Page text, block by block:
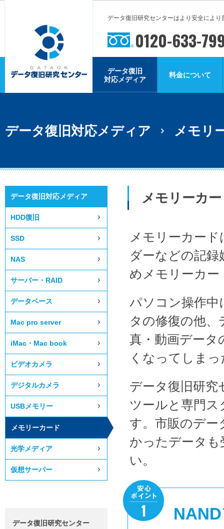
データ復旧研究センターはより安全によ
0120-633-
データ復旧
対応メディア
料金について
データ復旧対応メディア メモリ
データ復旧対応メディア
HDD復旧
SSD
NAS
サーバー・RAID
データベース
Mac pro server
iMac・Mac book
ビデオカメラ
デジタルカメラ
USBメモリー
メモリーカード
光学メディア
仮想サーバー
データ復旧研究センター
メモリーカ
メモリーカー
ダーなどの記
めメモリーカ
パソコン操作中
タの修復の他
真・動画データ
くなってしま
データ復旧研究
ツールと専門ス
す。市販のデー
かったデータ
い。